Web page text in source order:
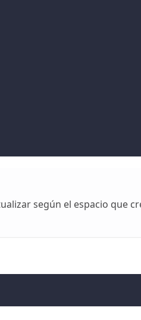
según el espacio que